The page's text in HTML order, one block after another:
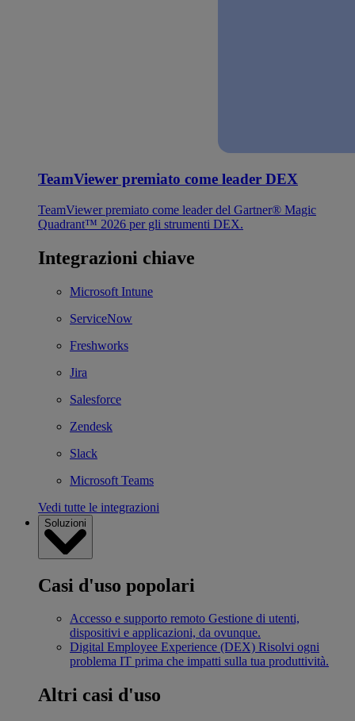
TeamViewer premiato come leader DEX
TeamViewer premiato come leader del Gartner® Magic
Quadrant™ 2026 per gli strumenti DEX.
Integrazioni chiave
Microsoft Intune
ServiceNow
Freshworks
Jira
Salesforce
Zendesk
Slack
Microsoft Teams
Vedi tutte le integrazioni
Soluzioni
Casi d'uso popolari
Accesso e supporto remoto Gestione di utenti,
dispositivi e applicazioni, da ovunque.
Digital Employee Experience (DEX) Risolvi ogni
problema IT prima che impatti sulla tua produttività.
Altri casi d'uso